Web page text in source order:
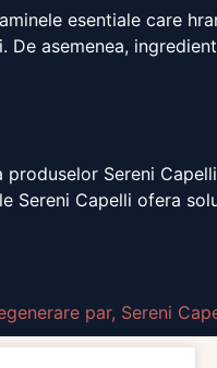
esentiale care
asemenea,
Sereni
Sereni Capelli ofera
par, Sereni